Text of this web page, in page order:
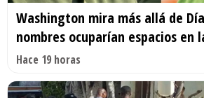
Washington mira más allá de
nombres ocuparían espacios en
Hace 19 horas